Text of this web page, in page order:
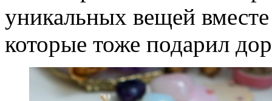
уникальных вещей
которые тоже подарил